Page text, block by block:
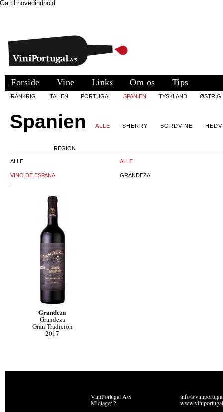
Gå til hovedindhold
Forside Vine Links Om os Tips
FRANKRIG ITALIEN PORTUGAL SPANIEN TYSKLAND ØSTRIG
Spanien ALLE SHERRY BORDVINE
REGION
ALLE
VINO DE ESPANA
ALLE
GRANDEZA
Grandeza
Grandeza
Gran Tradición
2017
ViniPortugal A/S
Midtager 2